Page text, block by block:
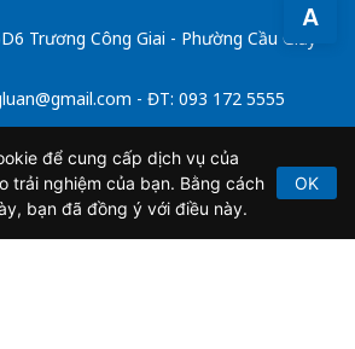
A
Trương Công Giai - Phường Cầu Giấy -
- ĐT: 093 172 5555
Thuận
chí điện tử số 64/GP-BTTTT do Bộ
cấp ngày 21/2/2020.
để cung cấp dịch vụ của
trải nghiệm của bạn. Bằng cách
bạn đã đồng ý với điều này.
OK